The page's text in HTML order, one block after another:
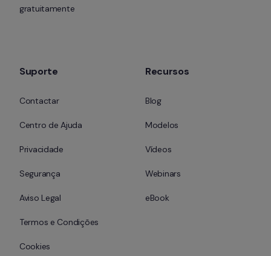
gratuitamente
Suporte
Contactar
Centro de Ajuda
Privacidade
Segurança
Aviso Legal
Termos e Condições
Cookies
Recursos
Blog
Modelos
Vídeos
Webinars
eBook